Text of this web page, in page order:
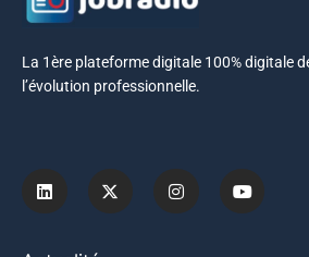
La 1ère plateforme digitale 100% digitale
l’évolution professionnelle.